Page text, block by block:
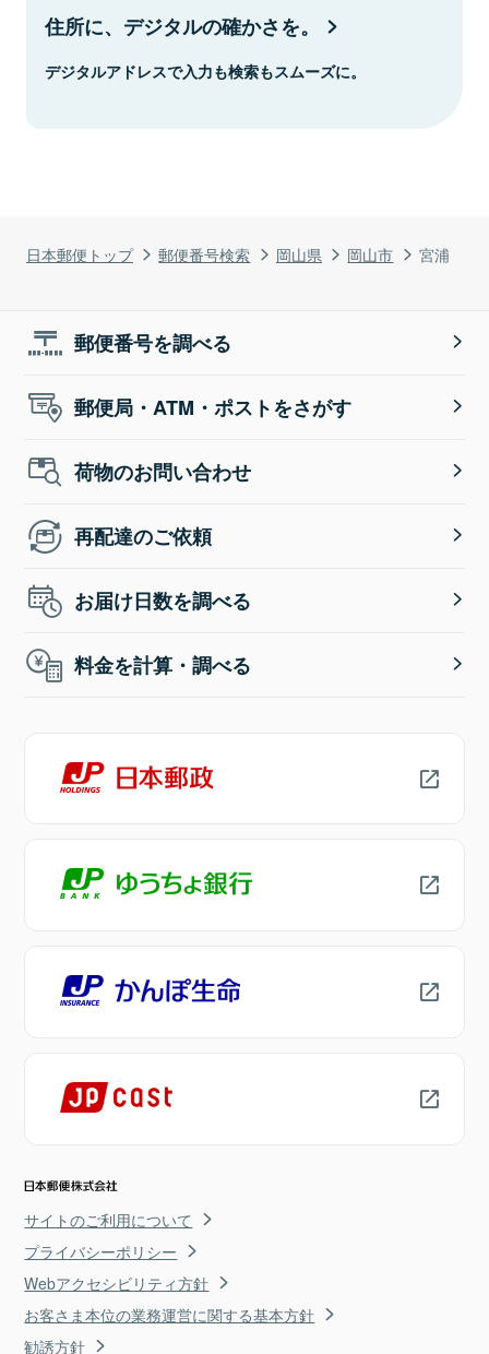
日本郵便トップ 郵便番号検索 岡山県 岡山市 宮浦
住所に、デジタルの確かさを。
デジタルアドレスで入力も検索もスムーズに。
郵便番号を調べる
郵便局・ATM・ポストをさがす
荷物のお問い合わせ
再配達のご依頼
お届け日数を調べる
料金を計算・調べる
サイトのご利用について
プライバシーポリシー
Webアクセシビリティ方針
お客さま本位の業務運営に関する基本方針
勧誘方針